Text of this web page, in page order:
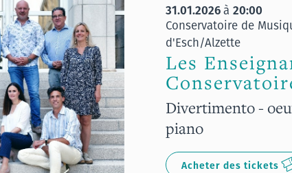
31.01.2026à 20:00
Conservatoire de
d'Esch/Alzette
Les
Divertimento -
piano
Acheter des tickets